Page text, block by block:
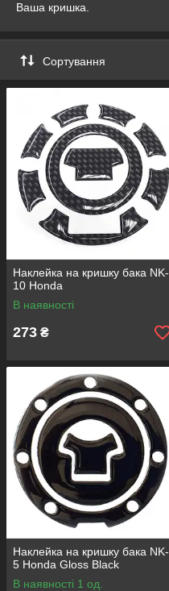
Ваша кришка.
Сортування
Наклейка на кришку бака NK-
10 Honda
В наявності
273 ₴
Наклейка на кришку бака NK-
5 Honda Gloss Black
В наявності 1 од.